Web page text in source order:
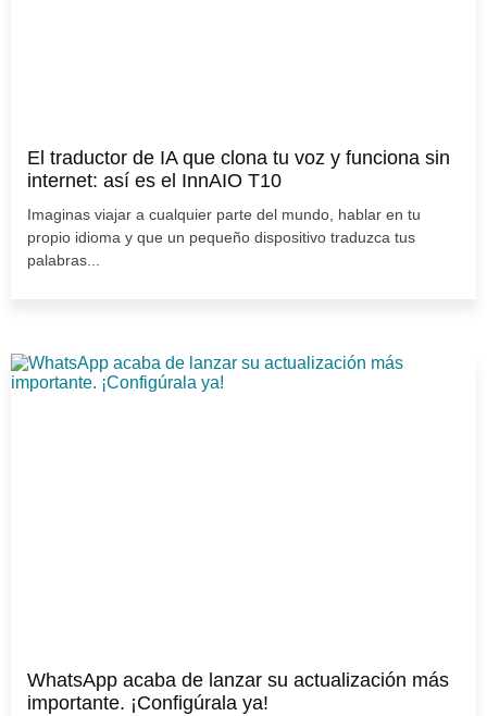
El traductor de IA que clona tu voz y funciona sin
internet: así es el InnAIO T10
Imaginas viajar a cualquier parte del mundo, hablar en tu
propio idioma y que un pequeño dispositivo traduzca tus
palabras...
WhatsApp acaba de lanzar su actualización más
importante. ¡Configúrala ya!